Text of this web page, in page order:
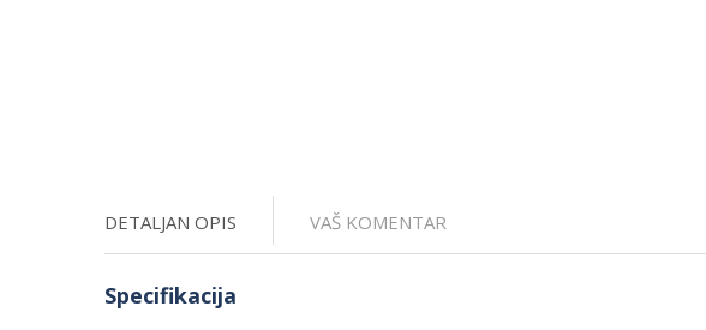
DETALJAN OPIS VAŠ KOMENTAR
Specifikacija